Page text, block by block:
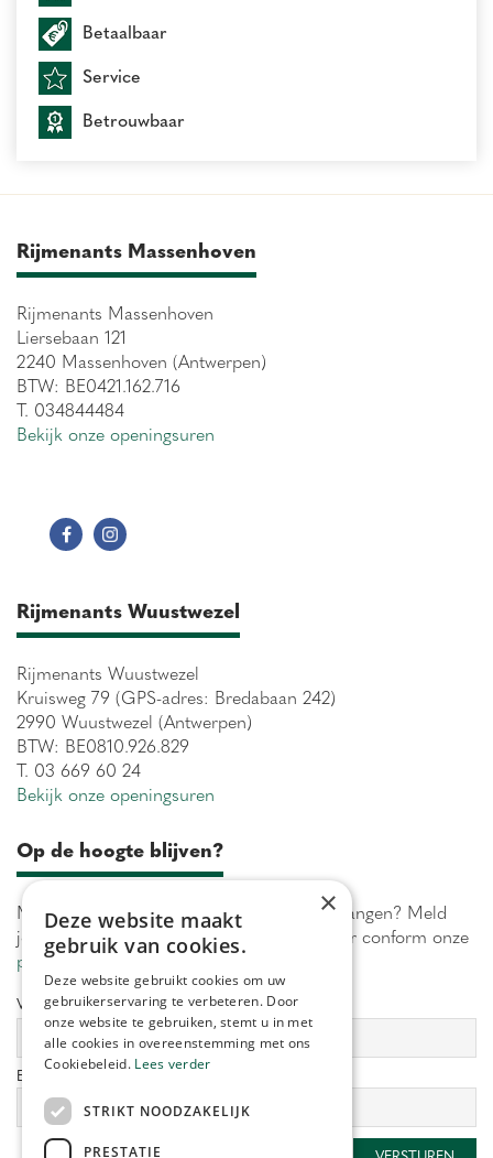
Betaalbaar
Service
Betrouwbaar
Rijmenants Massenhoven
Rijmenants Massenhoven
Liersebaan 121
2240 Massenhoven (Antwerpen)
BTW: BE0421.162.716
T. 034844484
Bekijk onze openingsuren
Rijmenants Wuustwezel
Rijmenants Wuustwezel
Kruisweg 79 (GPS-adres: Bredabaan 242)
2990 Wuustwezel (Antwerpen)
BTW: BE0810.926.829
T. 03 669 60 24
Bekijk onze openingsuren
Op de hoogte blijven?
Maximaal 1 keer per week onze acties ontvangen? Meld
je aan! Wij verwerken jouw gegevens secuur conform onze
privacy policy.
Voornaam: Achternaam:
E-mailadres:
×
Deze website maakt
gebruik van cookies.
Deze website gebruikt cookies om uw
gebruikerservaring te verbeteren. Door
onze website te gebruiken, stemt u in met
alle cookies in overeenstemming met ons
Cookiebeleid. Lees verder
STRIKT NOODZAKELIJK
PRESTATIE